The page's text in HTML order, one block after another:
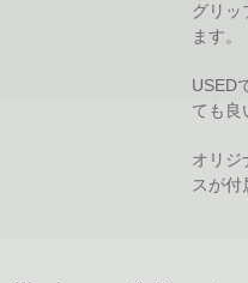
グリッ
ます。
USED
ても良
オリジ
スが付